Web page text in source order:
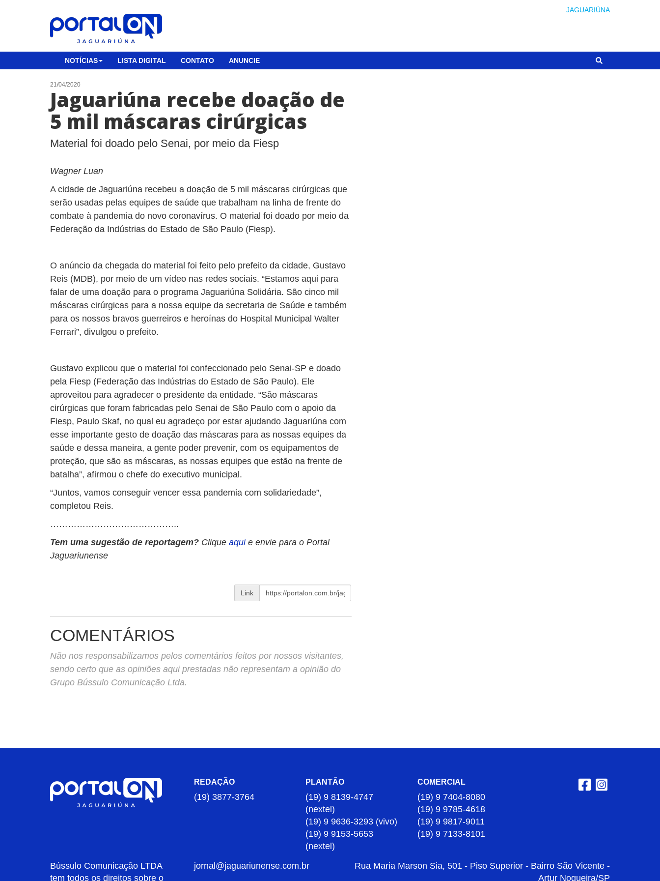
JAGUARIÚNA
NOTÍCIAS LISTA DIGITAL CONTATO ANUNCIE
21/04/2020
Jaguariúna recebe doação de
5 mil máscaras cirúrgicas
Material foi doado pelo Senai, por meio da Fiesp
Wagner Luan
A cidade de Jaguariúna recebeu a doação de 5 mil máscaras cirúrgicas que
serão usadas pelas equipes de saúde que trabalham na linha de frente do
combate à pandemia do novo coronavírus. O material foi doado por meio da
Federação da Indústrias do Estado de São Paulo (Fiesp).
O anúncio da chegada do material foi feito pelo prefeito da cidade, Gustavo
Reis (MDB), por meio de um vídeo nas redes sociais. “Estamos aqui para
falar de uma doação para o programa Jaguariúna Solidária. São cinco mil
máscaras cirúrgicas para a nossa equipe da secretaria de Saúde e também
para os nossos bravos guerreiros e heroínas do Hospital Municipal Walter
Ferrari”, divulgou o prefeito.
Gustavo explicou que o material foi confeccionado pelo Senai-SP e doado
pela Fiesp (Federação das Indústrias do Estado de São Paulo). Ele
aproveitou para agradecer o presidente da entidade. “São máscaras
cirúrgicas que foram fabricadas pelo Senai de São Paulo com o apoio da
Fiesp, Paulo Skaf, no qual eu agradeço por estar ajudando Jaguariúna com
esse importante gesto de doação das máscaras para as nossas equipes da
saúde e dessa maneira, a gente poder prevenir, com os equipamentos de
proteção, que são as máscaras, as nossas equipes que estão na frente de
batalha”, afirmou o chefe do executivo municipal.
“Juntos, vamos conseguir vencer essa pandemia com solidariedade”,
completou Reis.
……………………………………..
Tem uma sugestão de reportagem? Clique aqui e envie para o Portal
Jaguariunense
Link
COMENTÁRIOS
Não nos responsabilizamos pelos comentários feitos por nossos visitantes,
sendo certo que as opiniões aqui prestadas não representam a opinião do
Grupo Bússulo Comunicação Ltda.
REDAÇÃO
(19) 3877-3764
PLANTÃO
(19) 9 8139-4747
(nextel)
(19) 9 9636-3293 (vivo)
(19) 9 9153-5653
(nextel)
COMERCIAL
(19) 9 7404-8080
(19) 9 9785-4618
(19) 9 9817-9011
(19) 9 7133-8101
Bússulo Comunicação LTDA
tem todos os direitos sobre o
jornal@jaguariunense.com.br
Rua Maria Marson Sia, 501 - Piso Superior - Bairro São Vicente -
Artur Nogueira/SP